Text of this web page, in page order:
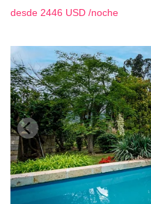
desde 2446 USD /noche